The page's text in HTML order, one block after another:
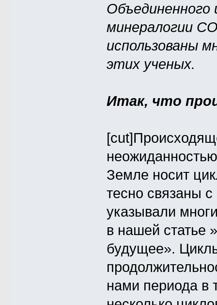
Объединенного
минералогии
использованы
этих ученых.
Итак, что
Земле носит
тесно связаны
указывали
в нашей статье
будущее».
нами периода в